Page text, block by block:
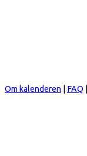
Om kalenderen| FAQ